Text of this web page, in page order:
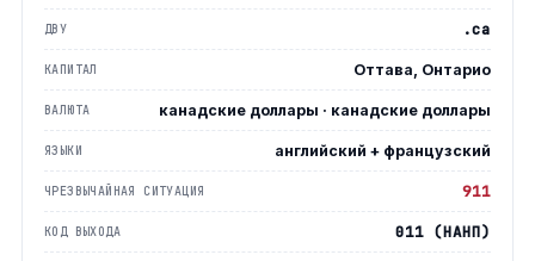
ДВУ .ca
КАПИТАЛ Оттава, Онтарио
ВАЛЮТА канадские доллары · канадские доллары
ЯЗЫКИ английский + французский
ЧРЕЗВЫЧАЙНАЯ СИТУАЦИЯ 911
КОД ВЫХОДА 011 (НАНП)